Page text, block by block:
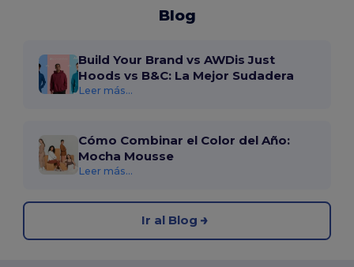
Blog
Build Your Brand vs AWDis Just
Hoods vs B&C: La Mejor Sudadera
Leer más...
Cómo Combinar el Color del Año:
Mocha Mousse
Leer más...
Ir al Blog